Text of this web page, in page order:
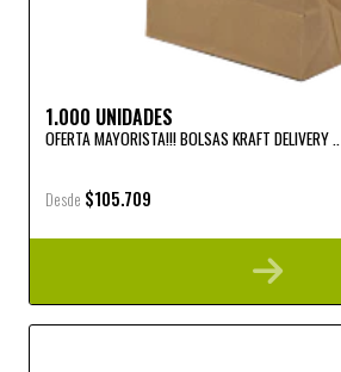
1.000 UNIDADES
OFERTA MAYORISTA!!! BOLSAS KRAFT DELIVERY ..
Desde $105.709